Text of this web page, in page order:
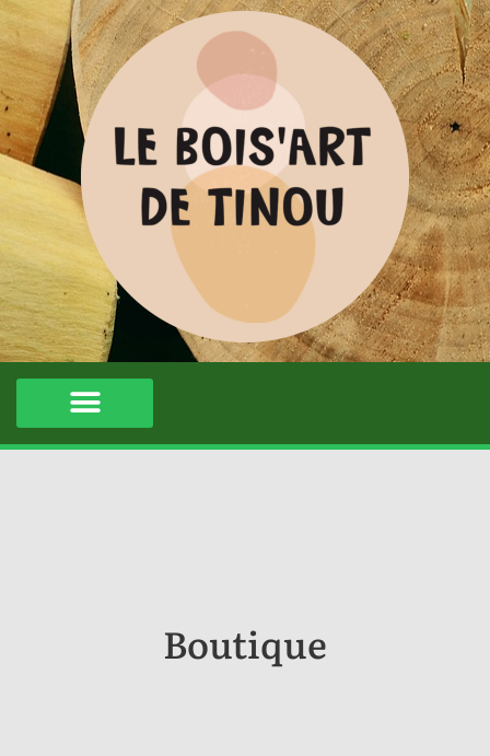
Boutique